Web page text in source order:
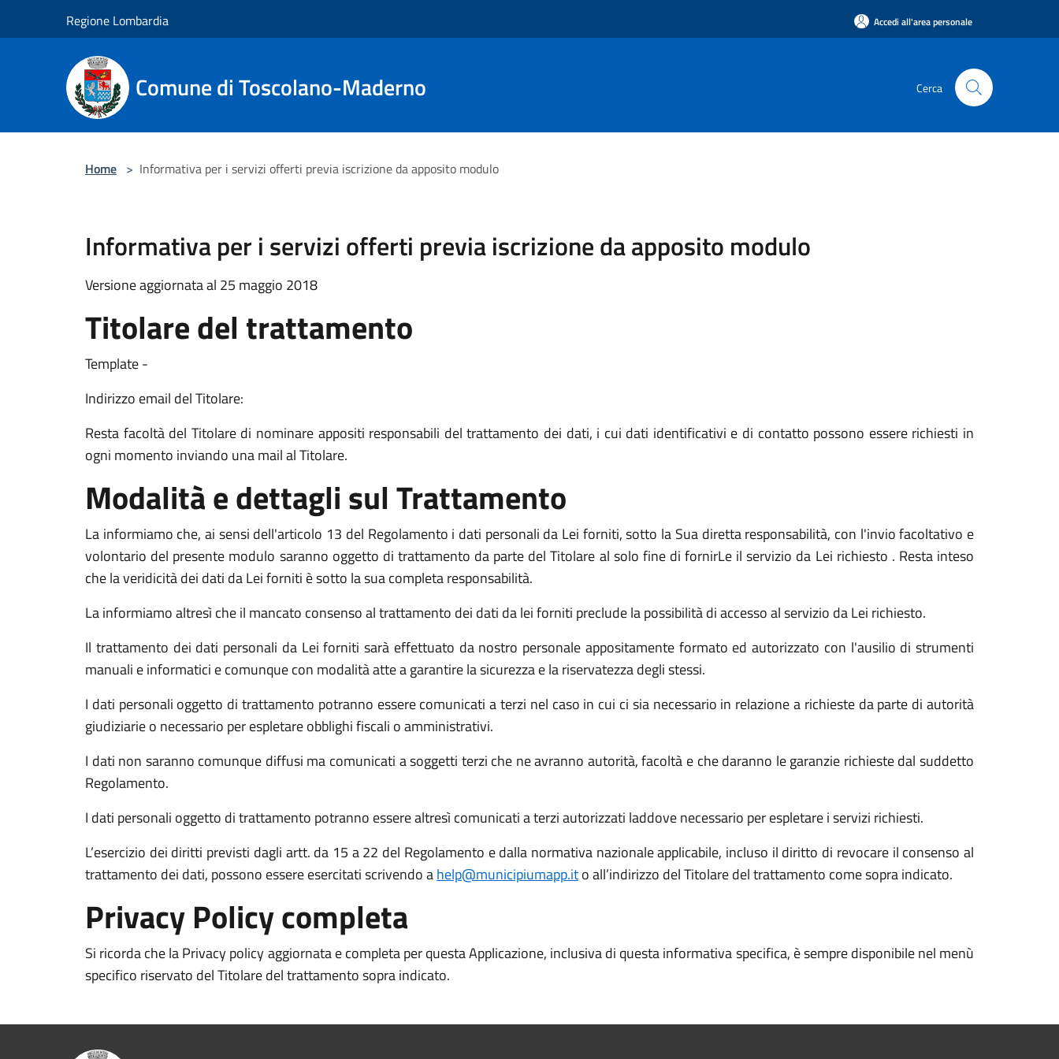
Regione Lombardia Accedi all'area personale
Comune di Toscolano-Maderno Cerca
Home > Informativa per i servizi offerti previa iscrizione da apposito modulo
Informativa per i servizi offerti previa iscrizione da apposito modulo
Versione aggiornata al 25 maggio 2018
Titolare del trattamento
Template -
Indirizzo email del Titolare:
Resta facoltà del Titolare di nominare appositi responsabili del trattamento dei dati, i cui dati identificativi e di contatto possono essere richiesti in
ogni momento inviando una mail al Titolare.
Modalità e dettagli sul Trattamento
La informiamo che, ai sensi dell'articolo 13 del Regolamento i dati personali da Lei forniti, sotto la Sua diretta responsabilità, con l'invio facoltativo e
volontario del presente modulo saranno oggetto di trattamento da parte del Titolare al solo fine di fornirLe il servizio da Lei richiesto . Resta inteso
che la veridicità dei dati da Lei forniti è sotto la sua completa responsabilità.
La informiamo altresì che il mancato consenso al trattamento dei dati da lei forniti preclude la possibilità di accesso al servizio da Lei richiesto.
Il trattamento dei dati personali da Lei forniti sarà effettuato da nostro personale appositamente formato ed autorizzato con l'ausilio di strumenti
manuali e informatici e comunque con modalità atte a garantire la sicurezza e la riservatezza degli stessi.
I dati personali oggetto di trattamento potranno essere comunicati a terzi nel caso in cui ci sia necessario in relazione a richieste da parte di autorità
giudiziarie o necessario per espletare obblighi fiscali o amministrativi.
I dati non saranno comunque diffusi ma comunicati a soggetti terzi che ne avranno autorità, facoltà e che daranno le garanzie richieste dal suddetto
Regolamento.
I dati personali oggetto di trattamento potranno essere altresì comunicati a terzi autorizzati laddove necessario per espletare i servizi richiesti.
L’esercizio dei diritti previsti dagli artt. da 15 a 22 del Regolamento e dalla normativa nazionale applicabile, incluso il diritto di revocare il consenso al
trattamento dei dati, possono essere esercitati scrivendo ahelp@municipiumapp.ito all’indirizzo del Titolare del trattamento come sopra indicato.
Privacy Policy completa
Si ricorda che la Privacy policy aggiornata e completa per questa Applicazione, inclusiva di questa informativa specifica, è sempre disponibile nel menù
specifico riservato del Titolare del trattamento sopra indicato.